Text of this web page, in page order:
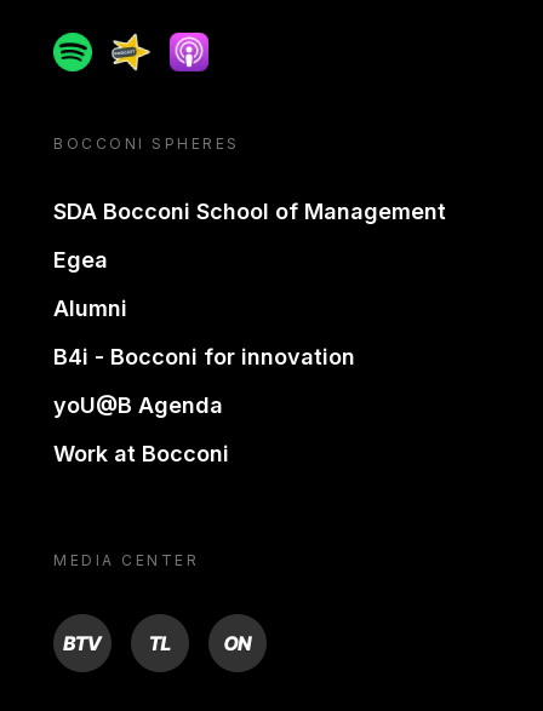
SpotifySpreakerApple podcast
BOCCONI SPHERES
SDA Bocconi School of Management
Egea
Alumni
B4i - Bocconi for innovation
yoU@B Agenda
Work at Bocconi
MEDIA CENTER
BTV TL ON